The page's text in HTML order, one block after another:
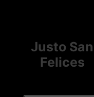
Justo San
Felices